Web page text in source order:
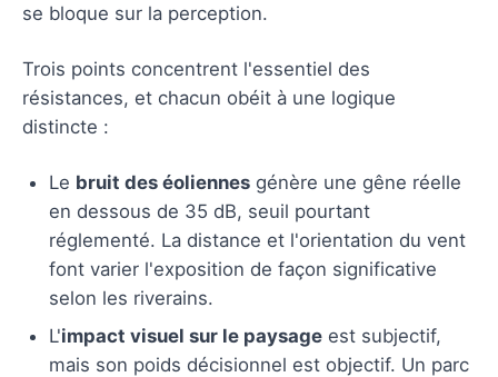
se bloque sur la perception.
Trois points concentrent l'essentiel des
résistances, et chacun obéit à une logique
distincte :
Le bruit des éoliennes génère une gêne réelle
en dessous de 35 dB, seuil pourtant
réglementé. La distance et l'orientation du vent
font varier l'exposition de façon significative
selon les riverains.
L'impact visuel sur le paysage est subjectif,
mais son poids décisionnel est objectif. Un parc